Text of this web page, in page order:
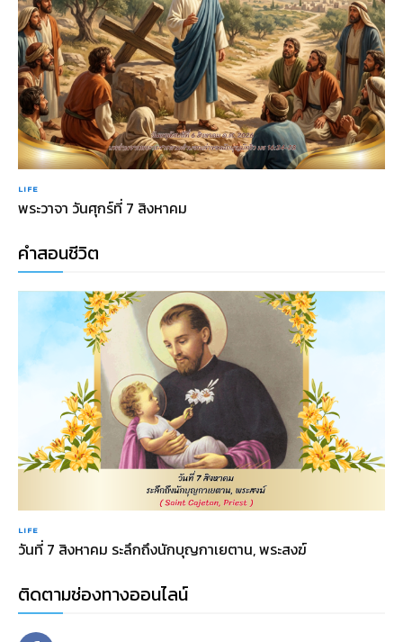
LIFE
พระวาจา วันศุกร์ที่ 7 สิงหาคม
คำสอนชีวิต
LIFE
วันที่ 7 สิงหาคม ระลึกถึงนักบุญกาเยตาน, พระสงฆ์
ติดตามช่องทางออนไลน์